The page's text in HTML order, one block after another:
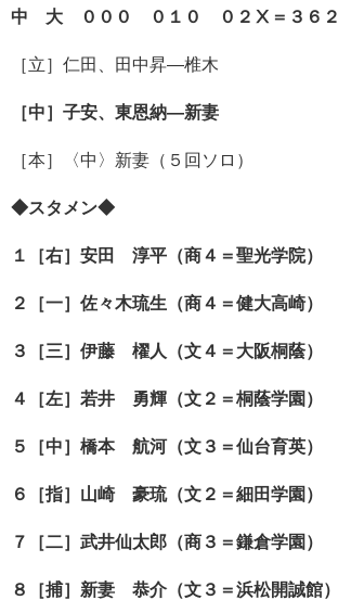
中 大 ０００ ０１０ ０２Ⅹ＝３６２
［立］仁田、田中昇―椎木
［中］子安、東恩納―新妻
［本］〈中〉新妻（５回ソロ）
◆スタメン◆
１［右］安田 淳平（商４＝聖光学院）
２［一］佐々木琉生（商４＝健大高崎）
３［三］伊藤 櫂人（文４＝大阪桐蔭）
４［左］若井 勇輝（文２＝桐蔭学園）
５［中］橋本 航河（文３＝仙台育英）
６［指］山崎 豪琉（文２＝細田学園）
７［二］武井仙太郎（商３＝鎌倉学園）
８［捕］新妻 恭介（文３＝浜松開誠館）